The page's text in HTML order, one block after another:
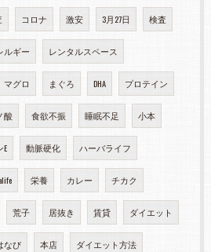
コロナ 激安 3月27日 検査
ルギー レンタルスペース
マグロ まぐろ DHA プロテイン
酸 食欲不振 睡眠不足 小本
E 動脈硬化 ハーバライフ
栄養 カレー チカク
荒子 居抜き 賃貸 ダイエット
なび 本店 ダイエット方法